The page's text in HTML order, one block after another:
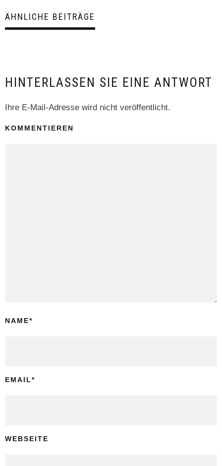
ÄHNLICHE BEITRÄGE
HINTERLASSEN SIE EINE ANTWORT
Ihre E-Mail-Adresse wird nicht veröffentlicht.
KOMMENTIEREN
NAME*
EMAIL*
WEBSEITE